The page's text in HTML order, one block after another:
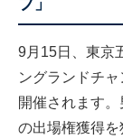
プ」
9月15日、東京
ングランドチ
開催されます
の出場権獲得を